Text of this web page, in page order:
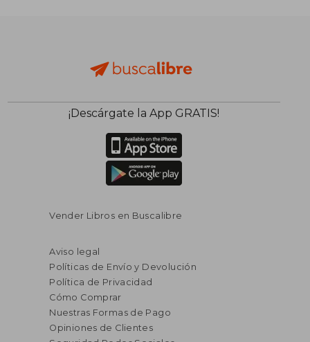
¡Descárgate la App GRATIS!
Vender Libros en Buscalibre
Aviso legal
Políticas de Envío y Devolución
Política de Privacidad
Cómo Comprar
Nuestras Formas de Pago
Opiniones de Clientes